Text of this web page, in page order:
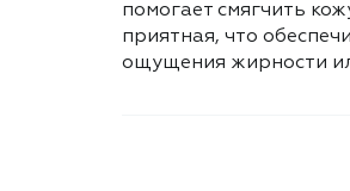
помогает смягчить
приятная, что
ощущения жирности